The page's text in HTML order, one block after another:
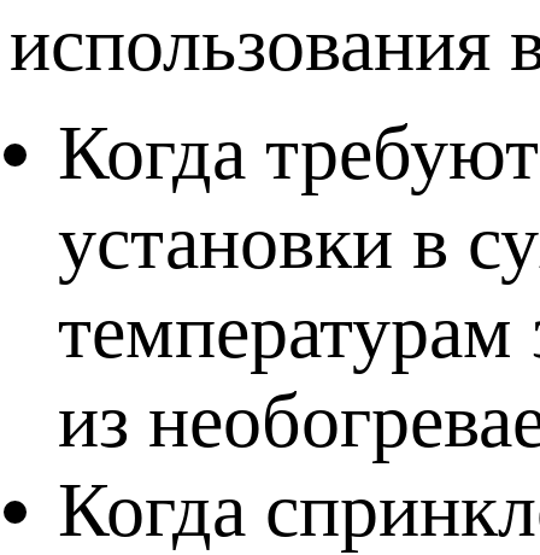
использования
Когда
установки в
из
Когда